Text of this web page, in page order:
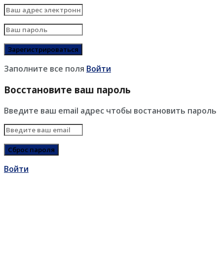
Заполните все поля Войти
Восстановите ваш пароль
Введите ваш email адрес чтобы востановить пароль
Войти